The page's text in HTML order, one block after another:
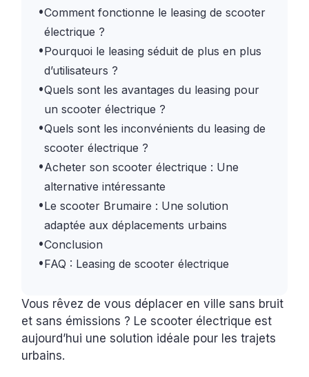
•Comment fonctionne le leasing de scooter
électrique ?
•Pourquoi le leasing séduit de plus en plus
d’utilisateurs ?
•Quels sont les avantages du leasing pour
un scooter électrique ?
•Quels sont les inconvénients du leasing de
scooter électrique ?
•Acheter son scooter électrique : Une
alternative intéressante
•Le scooter Brumaire : Une solution
adaptée aux déplacements urbains
•Conclusion
•FAQ : Leasing de scooter électrique
Vous rêvez de vous déplacer en ville sans bruit
et sans émissions ? Le scooter électrique est
aujourd’hui une solution idéale pour les trajets
urbains.